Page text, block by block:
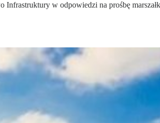
w odpowiedzi na prośbę